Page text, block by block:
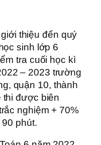
thiệu đến quý
sinh lớp 6
tra cuối học kì
– 2023 trường
quận 10, thành
thi được biên
nghiệm + 70%
phút.